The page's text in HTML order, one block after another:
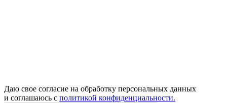
Даю свое согласие на обработку персональных данных
и соглашаюсь с политикой конфиденциальности.